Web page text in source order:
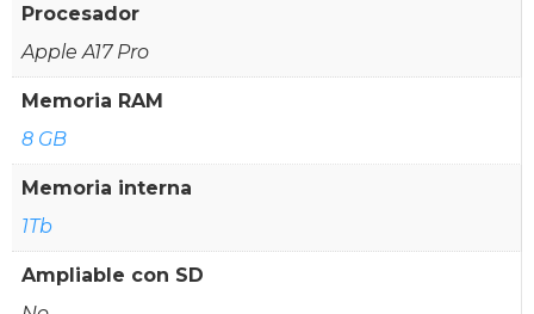
Procesador
Apple A17 Pro
Memoria RAM
8 GB
Memoria interna
1Tb
Ampliable con SD